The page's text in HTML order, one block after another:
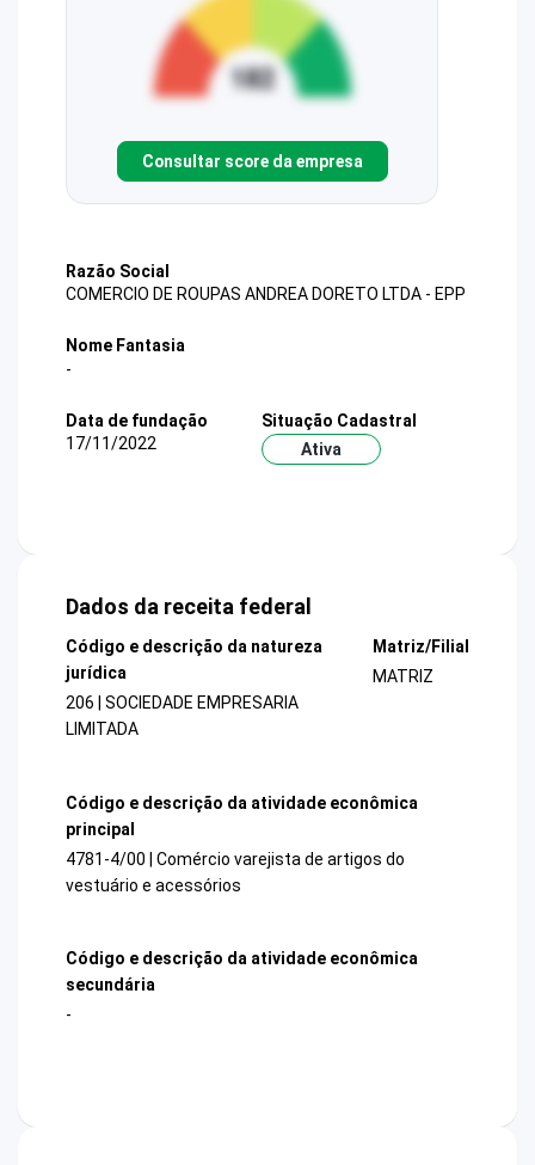
Consultar score da empresa
Razão Social
COMERCIO DE ROUPAS ANDREA DORETO LTDA - EPP
Nome Fantasia
-
Data de fundação
17/11/2022
Situação Cadastral
Ativa
Dados da receita federal
Código e descrição da natureza
jurídica
206 | SOCIEDADE EMPRESARIA
LIMITADA
Matriz/Filial
MATRIZ
Código e descrição da atividade econômica
principal
4781-4/00 | Comércio varejista de artigos do
vestuário e acessórios
Código e descrição da atividade econômica
secundária
-